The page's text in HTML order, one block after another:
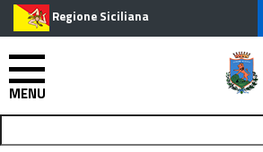
Regione Siciliana
MENU